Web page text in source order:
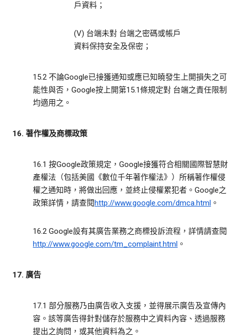
戶資料；
(V) 台端未對 台端之密碼或帳戶
資料保持安全及保密；
15.2 不論Google已接獲通知或應已知曉發生上開損失之可
能性與否，Google按上開第15.1條規定對 台端之責任限制
均適用之。
16. 著作權及商標政策
16.1 按Google政策規定，Google接獲符合相關國際智慧財
產權法（包括美國《數位千年著作權法》）所稱著作權侵
權之通知時，將做出回應，並終止侵權累犯者。Google之
政策詳情，請查閱http://www.google.com/dmca.html 。
16.2 Google設有其廣告業務之商標投訴流程，詳情請查閱
http://www.google.com/tm_complaint.html 。
17. 廣告
17.1 部分服務乃由廣告收入支援，並得展示廣告及宣傳內
容。該等廣告得針對儲存於服務中之資料內容、透過服務
提出之詢問，或其他資料為之。